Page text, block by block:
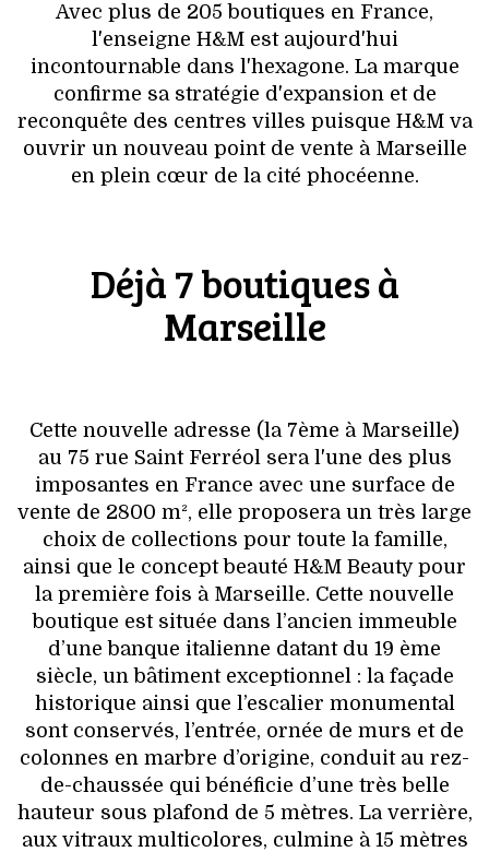
HISTOIRE DES MARQUES
DÉCO
VOYAGES & LOISIRS
Avec plus de 205 boutiques en France,
l'enseigne H&M est aujourd'hui
incontournable dans l'hexagone. La marque
confirme sa stratégie d'expansion et de
reconquête des centres villes puisque H&M va
ouvrir un nouveau point de vente à Marseille
en plein cœur de la cité phocéenne.
Déjà 7 boutiques à
Marseille
Cette nouvelle adresse (la 7ème à Marseille)
au 75 rue Saint Ferréol sera l'une des plus
imposantes en France avec une surface de
vente de 2800 m², elle proposera un très large
choix de collections pour toute la famille,
ainsi que le concept beauté H&M Beauty pour
la première fois à Marseille. Cette nouvelle
boutique est située dans l’ancien immeuble
d’une banque italienne datant du 19 ème
siècle, un bâtiment exceptionnel : la façade
historique ainsi que l’escalier monumental
sont conservés, l’entrée, ornée de murs et de
colonnes en marbre d’origine, conduit au rez-
de-chaussée qui bénéficie d’une très belle
hauteur sous plafond de 5 mètres. La verrière,
aux vitraux multicolores, culmine à 15 mètres